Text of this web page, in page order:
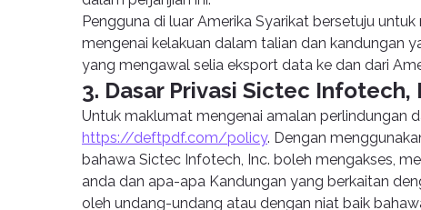
Pengguna di luar Amerika Syarikat bersetuju
mengenai kelakuan dalam talian dan kandungan
yang mengawal selia eksport data ke dan dari
3. Dasar Privasi Sictec Infotech,
Untuk maklumat mengenai amalan perlindungan
https://deftpdf.com/policy. Dengan
bahawa Sictec Infotech, Inc. boleh mengakses,
anda dan apa-apa Kandungan yang berkaitan
oleh undang-undang atau dengan niat baik